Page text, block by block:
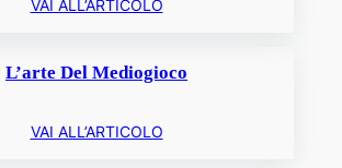
VAI ALL’ARTICOLO
L’arte Del Mediogioco
VAI ALL’ARTICOLO